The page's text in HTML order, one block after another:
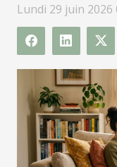
Lundi 29 juin 2026